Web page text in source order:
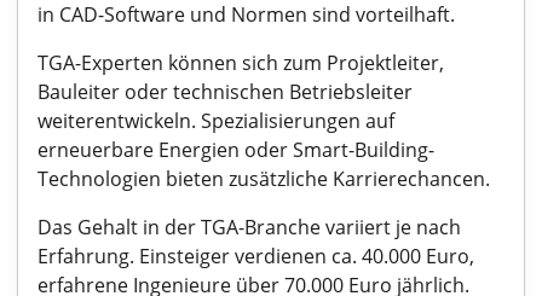
in CAD-Software und Normen sind vorteilhaft.
TGA-Experten können sich zum Projektleiter,
Bauleiter oder technischen Betriebsleiter
weiterentwickeln. Spezialisierungen auf
erneuerbare Energien oder Smart-Building-
Technologien bieten zusätzliche Karrierechancen.
Das Gehalt in der TGA-Branche variiert je nach
Erfahrung. Einsteiger verdienen ca. 40.000 Euro,
erfahrene Ingenieure über 70.000 Euro jährlich.